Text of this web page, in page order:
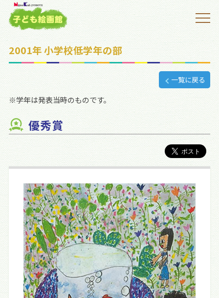
2001年 小学校低学年の部
一覧に戻る
※学年は発表当時のものです。
優秀賞